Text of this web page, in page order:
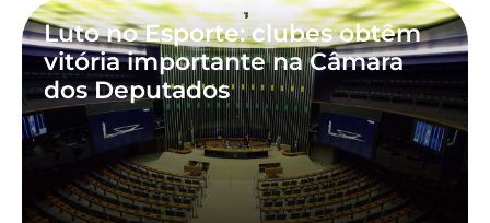
Luto no Esporte: clubes obtêm
vitória importante na Câmara
dos Deputados